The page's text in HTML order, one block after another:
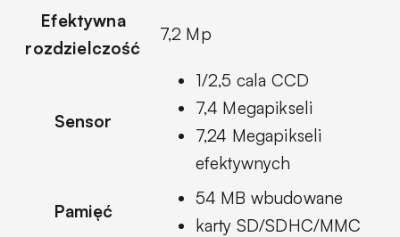
Efektywna
rozdzielczość
7,2 Mp
Sensor
1/2,5 cala CCD
7,4 Megapikseli
7,24 Megapikseli
efektywnych
Pamięć
54 MB wbudowane
karty SD/SDHC/MMC